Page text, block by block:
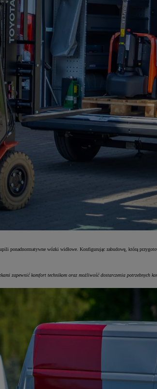
ponadnormatywne wózki widłowe. Konfigurując zabudowę, którą
zapewnić komfort technikom oraz możliwość dostarczenia potrzebnych